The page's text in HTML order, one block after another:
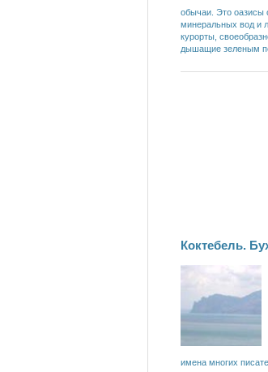
обычаи. Это оазисы
минеральных вод и
курорты,
дышащие зеленым
Коктебель.
имена многих